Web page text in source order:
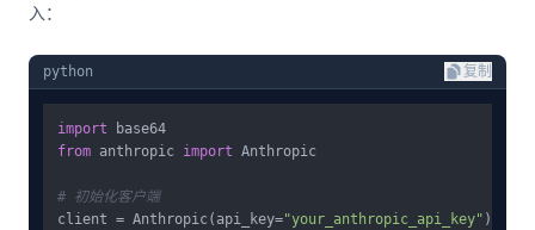
入：
python 复制
import
from anthropic import Anthropic
# 初始化客户端
client = Anthropic(api_key="your_anthropic_api_key" )